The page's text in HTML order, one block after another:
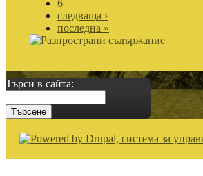
6
следваща ›
последна »
Търси в сайта: